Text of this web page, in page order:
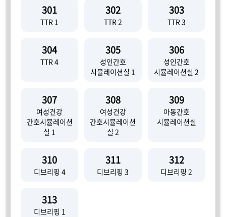
301
TTR 1
302
TTR 2
303
TTR 3
304
TTR 4
305
성인간호
시뮬레이션실 1
306
성인간호
시뮬레이션실 2
307
여성건강
간호시뮬레이션
실 1
308
여성건강
간호시뮬레이션
실 2
309
아동간호
시뮬레이션실
310
디브리핑 4
311
디브리핑 3
312
디브리핑 2
313
디브리핑 1